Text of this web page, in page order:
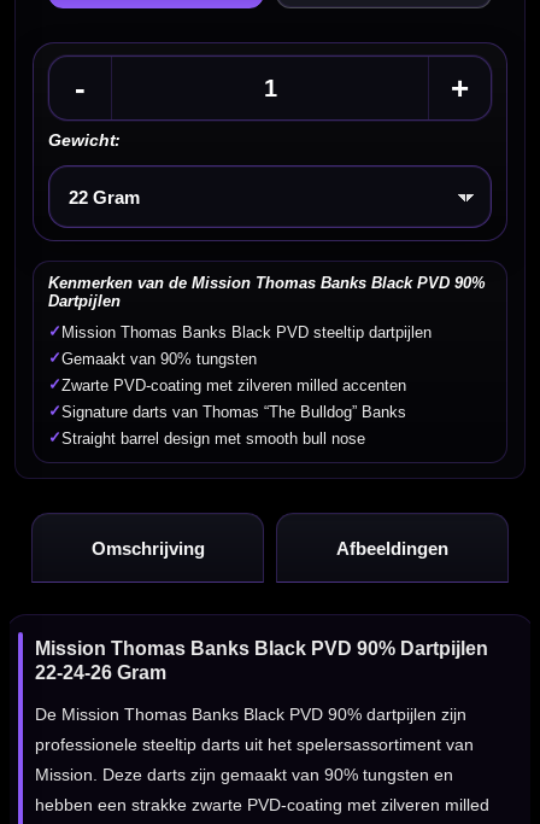
- +
Gewicht:
Kies een optie
Kenmerken van de Mission Thomas Banks Black PVD 90%
Dartpijlen
✓ Mission Thomas Banks Black PVD steeltip dartpijlen
✓Gemaakt van 90% tungsten
✓Zwarte PVD-coating met zilveren milled accenten
✓Signature darts van Thomas “The Bulldog” Banks
✓Straight barrel design met smooth bull nose
Omschrijving Afbeeldingen
Mission Thomas Banks Black PVD 90% Dartpijlen
22-24-26 Gram
De Mission Thomas Banks Black PVD 90% dartpijlen zijn
professionele steeltip darts uit het spelersassortiment van
Mission. Deze darts zijn gemaakt van 90% tungsten en
hebben een strakke zwarte PVD-coating met zilveren milled